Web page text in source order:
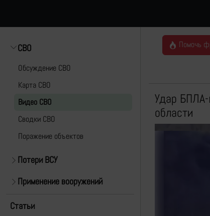
СВО
Обсуждение СВО
Карта СВО
Видео СВО
Cводки СВО
Поражение объектов
Потери ВСУ
Применение вооружений
Статьи
Помочь
Удар
области